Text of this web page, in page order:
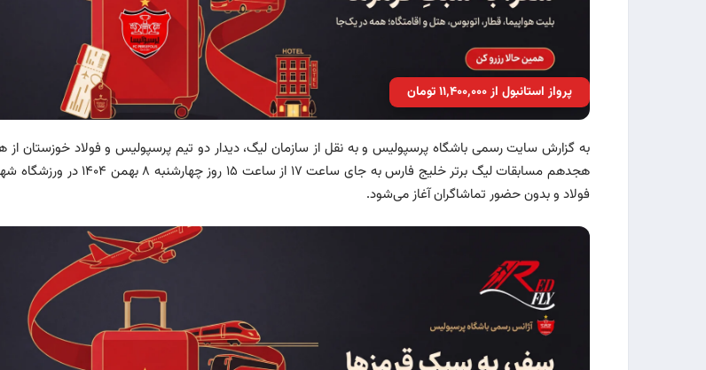
پرواز استانبول از ۱۱٬۴۰۰٬۰۰۰ تومان
به گزارش سایت رسمی باشگاه پرسپولیس و به نقل از سازمان لیگ، دیدار دو تیم پرسپولیس و فولاد خوزستان از
هجدهم مسابقات لیگ برتر خلیج فارس به جای ساعت ۱۷ از ساعت ۱۵ روز چهارشنبه ۸
فولاد و بدون حضور تماشاگران آغاز می‌شود.